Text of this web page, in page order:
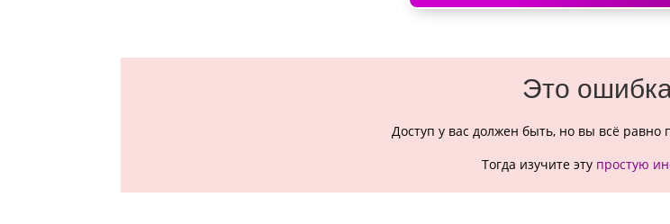
Это
Доступ у вас должен быть, но вы всё равно
Тогда изучите эту простую